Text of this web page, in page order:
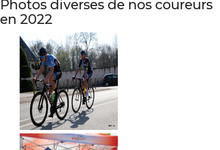
Photos diverses de nos coureurs
en 2022